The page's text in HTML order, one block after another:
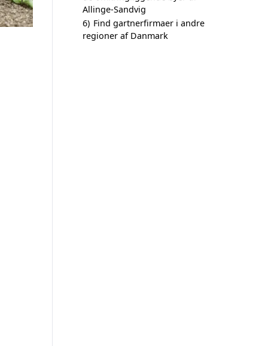
Allinge-Sandvig
6) Find gartnerfirmaer i andre
regioner af Danmark